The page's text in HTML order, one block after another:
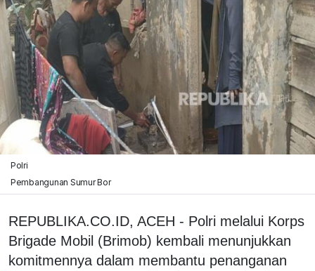
Polri
Pembangunan Sumur Bor
REPUBLIKA.CO.ID, ACEH - Polri melalui Korps
Brigade Mobil (Brimob) kembali menunjukkan
komitmennya dalam membantu penanganan